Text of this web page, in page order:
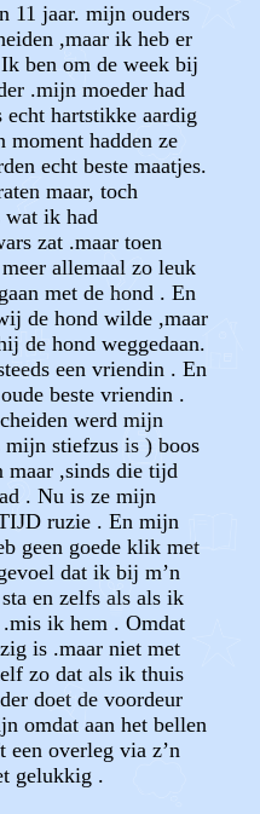
11 jaar. mijn ouders
,maar ik heb er
ben om de week bij
.mijn moeder had
hartstikke aardig
moment hadden ze
echt beste maatjes.
maar, toch
wat ik had
zat .maar toen
allemaal zo leuk
met de hond . En
de hond wilde ,maar
de hond weggedaan.
een vriendin . En
beste vriendin .
werd mijn
stiefzus is ) boos
,sinds die tijd
. Nu is ze mijn
ruzie . En mijn
geen goede klik met
dat ik bij m’n
en zelfs als als ik
ik hem . Omdat
is .maar niet met
zo dat als ik thuis
doet de voordeur
omdat aan het bellen
overleg via z’n
gelukkig .